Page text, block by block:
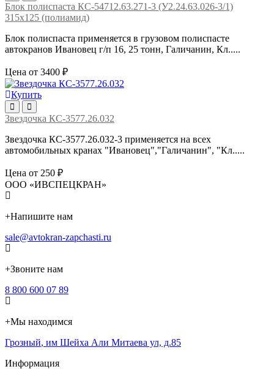
Блок полиспаста КС-54712.63.271-3 (У2.24.63.026-3/1)
315х125 (полиамид)
Блок полиспаста применяется в грузовом полиспасте
автокранов Ивановец г/п 16, 25 тонн, Галичанин, Кл.....
Цена от 3400 ₽
Купить
Звездочка КС-3577.26.032
Звездочка КС-3577.26.032-3 применяется на всех
автомобильных кранах "Ивановец","Галичанин", "Кл.....
Цена от 250 ₽
ООО «ИВСПЕЦКРАН»
+Напишите нам
sale@avtokran-zapchasti.ru
+Звоните нам
8 800 600 07 89
+Мы находимся
Грозный, им Шейха Али Митаева ул, д.85
Информация